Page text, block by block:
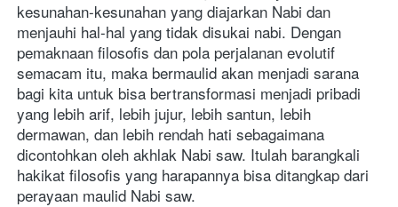
kesunahan-kesunahan yang diajarkan Nabi dan
menjauhi hal-hal yang tidak disukai nabi. Dengan
pemaknaan filosofis dan pola perjalanan evolutif
semacam itu, maka bermaulid akan menjadi sarana
bagi kita untuk bisa bertransformasi menjadi pribadi
yang lebih arif, lebih jujur, lebih santun, lebih
dermawan, dan lebih rendah hati sebagaimana
dicontohkan oleh akhlak Nabi saw. Itulah barangkali
hakikat filosofis yang harapannya bisa ditangkap dari
perayaan maulid Nabi saw.